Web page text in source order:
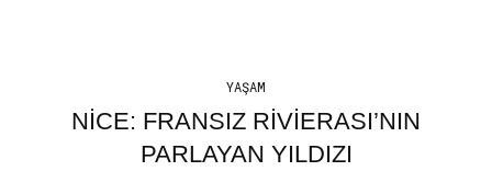
YAŞAM
NICE: FRANSIZ RIVIERASI’NIN
PARLAYAN YILDIZI